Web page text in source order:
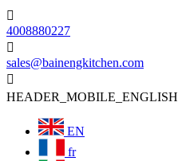

4008880227

sales@bainengkitchen.com

HEADER_MOBILE_ENGLISH
EN
fr